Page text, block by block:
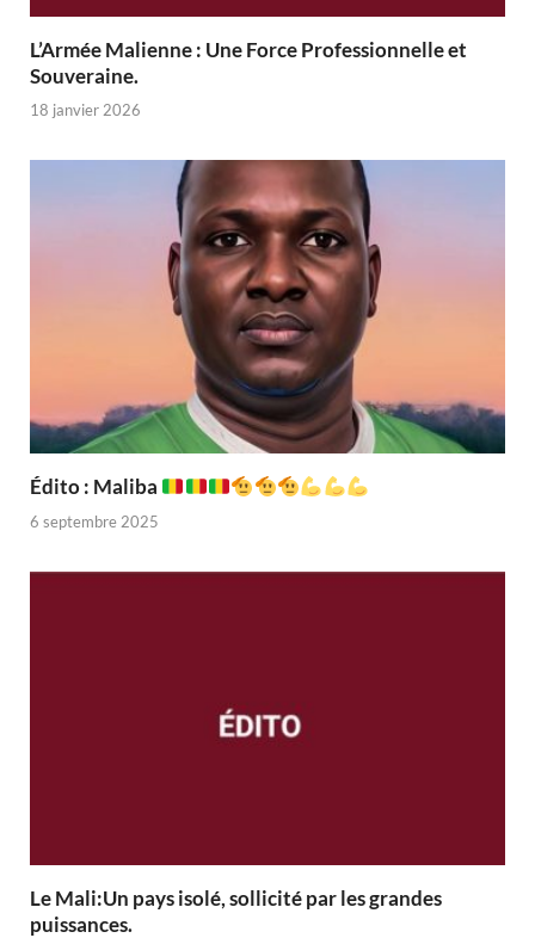
L’Armée Malienne : Une Force Professionnelle et
Souveraine.
18 janvier 2026
Édito : Maliba
6 septembre 2025
Le Mali:Un pays isolé, sollicité par les grandes
puissances.